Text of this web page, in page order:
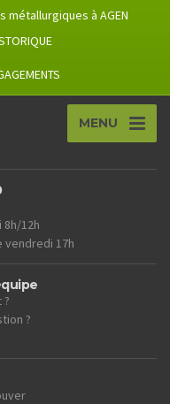
à AGEN
MENU
8h/12h
vendredi 17h
?
?